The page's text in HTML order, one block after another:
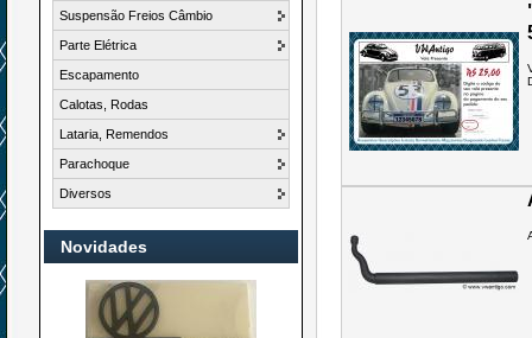
Suspensão Freios Câmbio
Parte Elétrica
Escapamento
Calotas, Rodas
Lataria, Remendos
Parachoque
Diversos
Novidades